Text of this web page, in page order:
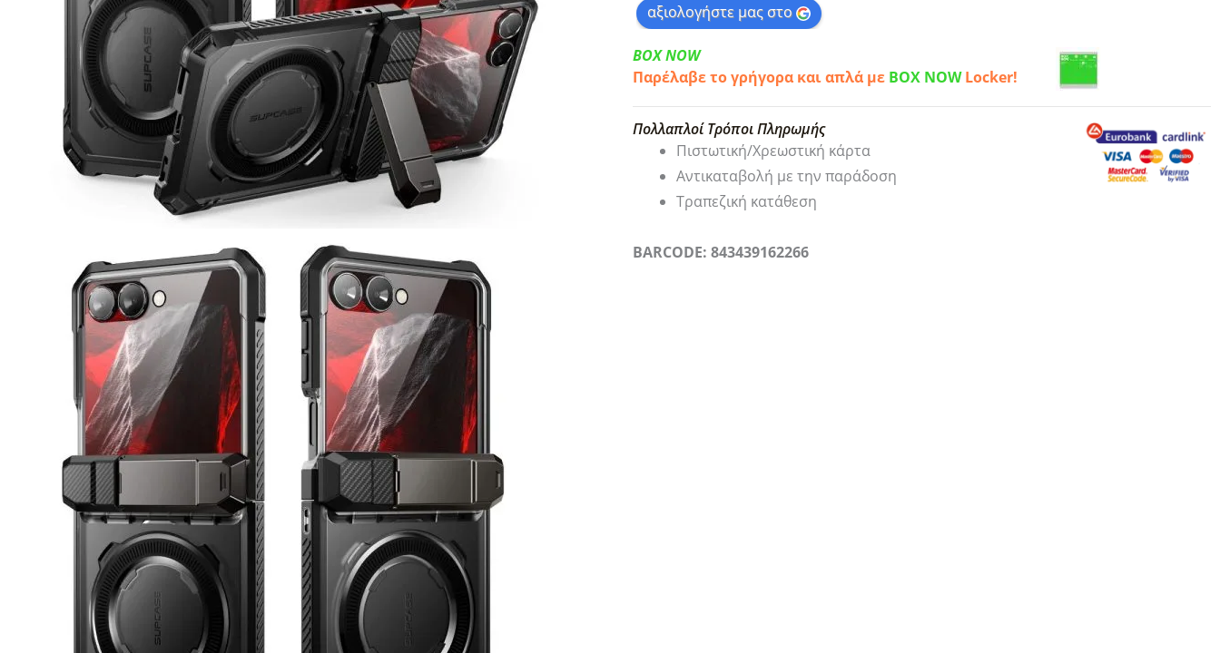
αξιολογήστε μας στο
BOX NOW
Παρέλαβε το γρήγορα και απλά με BOX NOWLocker!
Πολλαπλοί Τρόποι Πληρωμής
Πιστωτική/Χρεωστική κάρτα
Αντικαταβολή με την παράδοση
Τραπεζική κατάθεση
BARCODE: 843439162266